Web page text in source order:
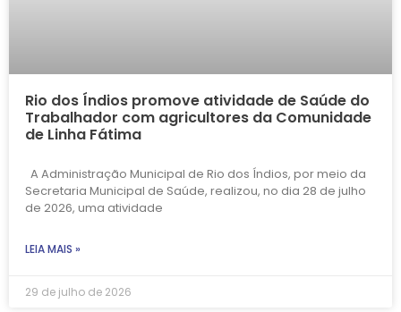
Rio dos Índios promove atividade de Saúde do
Trabalhador com agricultores da Comunidade
de Linha Fátima
A Administração Municipal de Rio dos Índios, por meio da
Secretaria Municipal de Saúde, realizou, no dia 28 de julho
de 2026, uma atividade
LEIA MAIS »
29 de julho de 2026